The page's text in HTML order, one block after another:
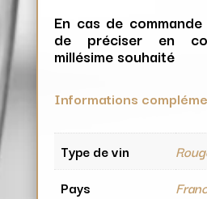
En cas de
de préciser en
millésime souhaité
Informations
Type de vin
Pays